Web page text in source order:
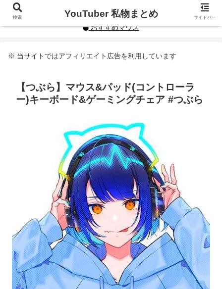
YouTuberや人気インフルエンサーの私物まとめです。
おすすめマウス
※ 当サイトではアフィリエイト広告を利用しています
【つぶら】マウス&パッド(コントローラ
ー)キーボード&ゲーミングチェア #つぶら
検索 YouTuber 私物まとめ サイドバー